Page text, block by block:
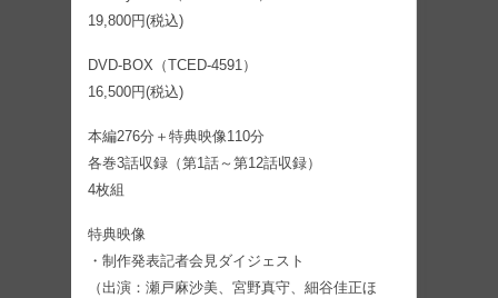
19,800円(税込)
DVD-BOX（TCED-4591）
16,500円(税込)
本編276分＋特典映像110分
各巻3話収録（第1話～第12話収録）
4枚組
特典映像
・制作発表記者会見ダイジェスト
（出演：瀬戸麻沙美、宮野真守、細谷佳正ほ